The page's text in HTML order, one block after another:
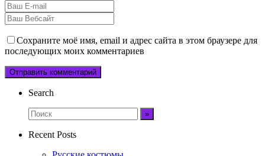
Сохраните моё имя, email и адрес сайта в этом браузере для
последующих моих комментариев
Search
Recent Posts